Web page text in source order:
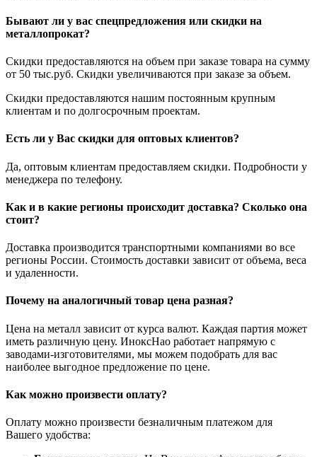
Бывают ли у вас спецпредложения или скидки на
металлопрокат?
Скидки предоставляются на объем при заказе товара на сумму
от 50 тыс.руб. Скидки увеличиваются при заказе за объем.
Скидки предоставляются нашим постоянным крупным
клиентам и по долгосрочным проектам.
Есть ли у Вас скидки для оптовых клиентов?
Да, оптовым клиентам предоставляем скидки. Подробности у
менеджера по телефону.
Как и в какие регионы происходит доставка? Сколько она
стоит?
Доставка производится транспортными компаниями во все
регионы России. Стоимость доставки зависит от объема, веса
и удаленности.
Почему на аналогичный товар цена разная?
Цена на металл зависит от курса валют. Каждая партия может
иметь различную цену. ИноксНао работает напрямую с
заводами-изготовителями, мы можем подобрать для вас
наиболее выгодное предложение по цене.
Как можно произвести оплату?
Оплату можно произвести безналичным платежом для
Вашего удобства: